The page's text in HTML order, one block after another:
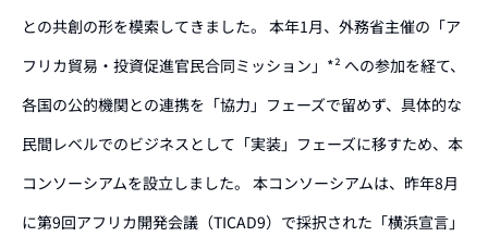
との共創の形を模索してきました。 本年1月、外務省主催の「ア
フリカ貿易・投資促進官民合同ミッション」*² への参加を経て、
各国の公的機関との連携を「協力」フェーズで留めず、具体的な
民間レベルでのビジネスとして「実装」フェーズに移すため、本
コンソーシアムを設立しました。 本コンソーシアムは、昨年8月
に第9回アフリカ開発会議（TICAD9）で採択された「横浜宣言」